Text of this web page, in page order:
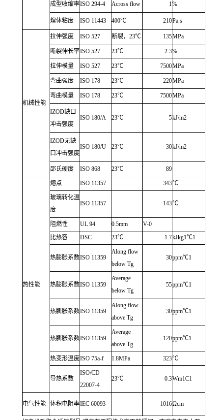
成型收缩率ISO 294-4 Across flow 1 %
熔体粘度 ISO 11443 400℃ 210Pa.s
机械性能
拉伸强度 ISO 527 断裂，23℃ 135MPa
断裂伸长率ISO 527 23℃ 2.3%
拉伸模量 ISO 527 23℃ 7500MPa
弯曲强度 ISO 178 23℃ 220MPa
弯曲模量 ISO 178 23℃ 7500MPa
IZOD缺口
冲击强度
ISO 180/A 23℃ 5kJ/m2
IZOD无缺
口冲击强度
ISO 180/U 23℃ 30kJ/m2
邵氏硬度 ISO 868 23℃ 89
热性能
熔点 ISO 11357 343℃
玻璃转化温
度
ISO 11357 143℃
阻燃性 UL 94 0.5mm
V-0
比热容
DSC 23℃ 1.7kJkg1℃1
热膨胀系数ISO 11359
Along flow
below Tg
30ppm℃1
热膨胀系数ISO 11359
Average
below Tg
55ppm℃1
热膨胀系数ISO 11359
Along flow
above Tg
30ppm℃1
热膨胀系数ISO 11359
Average
above Tg
120ppm℃1
热变形温度ISO 75a-f 1.8MPa 323℃
导热系数
ISO/CD
22007-4
23℃ 0.3Wm1C1
电气性能 体积电阻率IEC 60093 1016Ωcm